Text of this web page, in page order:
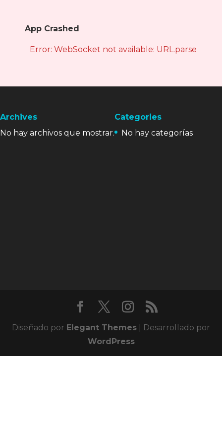
App Crashed
Error: WebSocket not available: URL.parse is
Archives
No hay archivos que mostrar.
Categories
No hay categorías
Diseñado por Elegant Themes | Desarrollado por
WordPress